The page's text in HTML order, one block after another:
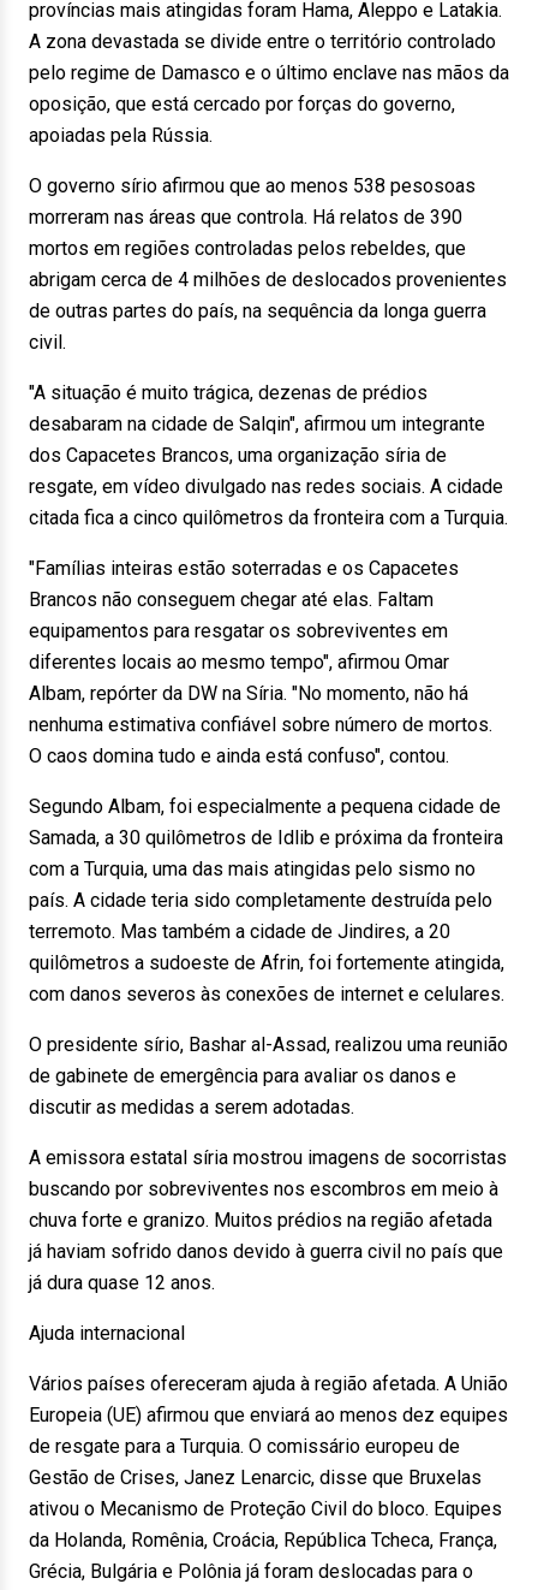
províncias mais atingidas foram Hama, Aleppo e Latakia.
A zona devastada se divide entre o território controlado
pelo regime de Damasco e o último enclave nas mãos da
oposição, que está cercado por forças do governo,
apoiadas pela Rússia.
O governo sírio afirmou que ao menos 538 pesosoas
morreram nas áreas que controla. Há relatos de 390
mortos em regiões controladas pelos rebeldes, que
abrigam cerca de 4 milhões de deslocados provenientes
de outras partes do país, na sequência da longa guerra
civil.
"A situação é muito trágica, dezenas de prédios
desabaram na cidade de Salqin", afirmou um integrante
dos Capacetes Brancos, uma organização síria de
resgate, em vídeo divulgado nas redes sociais. A cidade
citada fica a cinco quilômetros da fronteira com a Turquia.
"Famílias inteiras estão soterradas e os Capacetes
Brancos não conseguem chegar até elas. Faltam
equipamentos para resgatar os sobreviventes em
diferentes locais ao mesmo tempo", afirmou Omar
Albam, repórter da DW na Síria. "No momento, não há
nenhuma estimativa confiável sobre número de mortos.
O caos domina tudo e ainda está confuso", contou.
Segundo Albam, foi especialmente a pequena cidade de
Samada, a 30 quilômetros de Idlib e próxima da fronteira
com a Turquia, uma das mais atingidas pelo sismo no
país. A cidade teria sido completamente destruída pelo
terremoto. Mas também a cidade de Jindires, a 20
quilômetros a sudoeste de Afrin, foi fortemente atingida,
com danos severos às conexões de internet e celulares.
O presidente sírio, Bashar al-Assad, realizou uma reunião
de gabinete de emergência para avaliar os danos e
discutir as medidas a serem adotadas.
A emissora estatal síria mostrou imagens de socorristas
buscando por sobreviventes nos escombros em meio à
chuva forte e granizo. Muitos prédios na região afetada
já haviam sofrido danos devido à guerra civil no país que
já dura quase 12 anos.
Ajuda internacional
Vários países ofereceram ajuda à região afetada. A União
Europeia (UE) afirmou que enviará ao menos dez equipes
de resgate para a Turquia. O comissário europeu de
Gestão de Crises, Janez Lenarcic, disse que Bruxelas
ativou o Mecanismo de Proteção Civil do bloco. Equipes
da Holanda, Romênia, Croácia, República Tcheca, França,
Grécia, Bulgária e Polônia já foram deslocadas para o